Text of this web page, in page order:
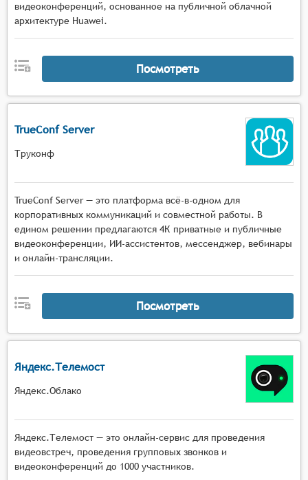
видеоконференций, основанное на публичной облачной
архитектуре Huawei.
Посмотреть
TrueConf Server
Труконф
TrueConf Server — это платформа всё-в-одном для
корпоративных коммуникаций и совместной работы. В
едином решении предлагаются 4К приватные и публичные
видеоконференции, ИИ-ассистентов, мессенджер, вебинары
и онлайн-трансляции.
Посмотреть
Яндекс.Телемост
Яндекс.Облако
Яндекс.Телемост — это онлайн-сервис для проведения
видеовстреч, проведения групповых звонков и
видеоконференций до 1000 участников.